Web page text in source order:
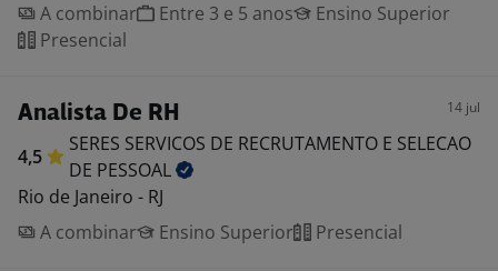
A combinar
Entre 3 e 5 anos
Ensino Superior
Presencial
Analista De RH 14 jul
4,5
SERES SERVICOS DE RECRUTAMENTO E SELECAO
DE PESSOAL
Rio de Janeiro - RJ
A combinar
Ensino Superior Presencial